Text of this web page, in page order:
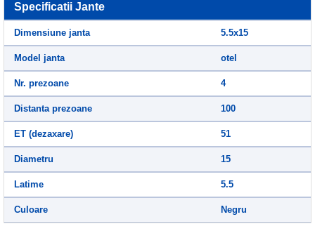
Specificatii Jante
Dimensiune janta 5.5x15
Model janta otel
Nr. prezoane 4
Distanta prezoane 100
ET (dezaxare) 51
Diametru 15
Latime 5.5
Culoare Negru